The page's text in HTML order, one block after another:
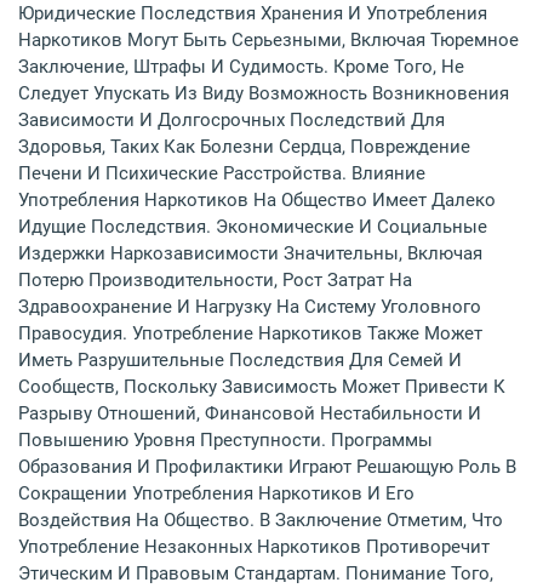
Юридические Последствия Хранения И Употребления
Наркотиков Могут Быть Серьезными, Включая Тюремное
Заключение, Штрафы И Судимость. Кроме Того, Не
Следует Упускать Из Виду Возможность Возникновения
Зависимости И Долгосрочных Последствий Для
Здоровья, Таких Как Болезни Сердца, Повреждение
Печени И Психические Расстройства. Влияние
Употребления Наркотиков На Общество Имеет Далеко
Идущие Последствия. Экономические И Социальные
Издержки Наркозависимости Значительны, Включая
Потерю Производительности, Рост Затрат На
Здравоохранение И Нагрузку На Систему Уголовного
Правосудия. Употребление Наркотиков Также Может
Иметь Разрушительные Последствия Для Семей И
Сообществ, Поскольку Зависимость Может Привести К
Разрыву Отношений, Финансовой Нестабильности И
Повышению Уровня Преступности. Программы
Образования И Профилактики Играют Решающую Роль В
Сокращении Употребления Наркотиков И Его
Воздействия На Общество. В Заключение Отметим, Что
Употребление Незаконных Наркотиков Противоречит
Этическим И Правовым Стандартам. Понимание Того,